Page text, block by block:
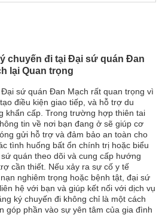
chuyến đi tại Đại sứ quán Đan
lại Quan trọng
sứ quán Đan Mạch rất quan trọng vì
điều kiện giao tiếp, và hỗ trợ du
khẩn cấp. Trong trường hợp thiên tai
tin về nơi bạn đang ở sẽ giúp cơ
gửi hỗ trợ và đảm bảo an toàn cho
tình huống bất ổn chính trị hoặc biểu
quán theo dõi và cung cấp hướng
cần thiết. Nếu xảy ra sự cố y tế
nghiêm trọng hoặc bệnh tật, đại sứ
hệ với bạn và giúp kết nối với dịch vụ
ký chuyến đi không chỉ là một cách
góp phần vào sự yên tâm của gia đình